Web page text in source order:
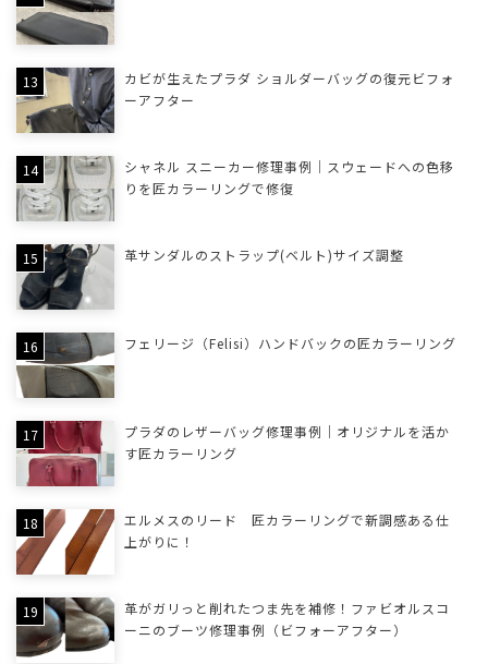
カビが生えたプラダ ショルダーバッグの復元ビフォ
ーアフター
シャネル スニーカー修理事例｜スウェードへの色移
りを匠カラーリングで修復
革サンダルのストラップ(ベルト)サイズ調整
フェリージ（Felisi）ハンドバックの匠カラーリング
プラダのレザーバッグ修理事例｜オリジナルを活か
す匠カラーリング
エルメスのリード 匠カラーリングで新調感ある仕
上がりに！
革がガリっと削れたつま先を補修！ファビオルスコ
ーニのブーツ修理事例（ビフォーアフター）